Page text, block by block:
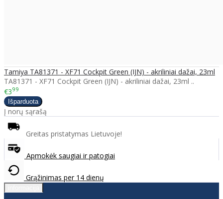
Tamiya TA81371 - XF71 Cockpit Green (IJN) - akriliniai dažai, 23ml
TA81371 - XF71 Cockpit Green (IJN) - akriliniai dažai, 23ml ..
€399
Į norų sąrašą
Greitas pristatymas Lietuvoje!
Apmokėk saugiai ir patogiai
Grąžinimas per 14 dienų